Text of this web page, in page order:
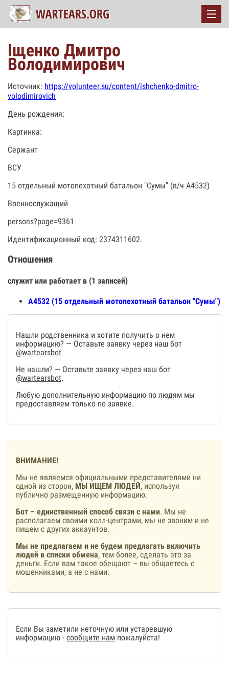
Іщенко Дмитро
Володимирович
Источник: https://volunteer.su/content/ishchenko-dmitro-
volodimirovich
День рождения:
Картинка:
Сержант
ВСУ
15 отдельный мотопехотный батальон "Сумы" (в/ч А4532)
Военнослужащий
persons?page=9361
Идентификационный код: 2374311602.
Отношения
служит или работает в (1 записей)
А4532 (15 отдельный мотопехотный батальон "Сумы")
Нашли родственника и хотите получить о нем
информацию? — Оставьте заявку через наш бот
@wartearsbot
Не нашли? — Оставьте заявку через наш бот
@wartearsbot.
Любую дополнительную информацию по людям мы
предоставляем только по заявке.
ВНИМАНИЕ!
Мы не являемся официальными представителями ни
одной из сторон, МЫ ИЩЕМ ЛЮДЕЙ, используя
публично размещенную информацию.
Бот – единственный способ связи с нами. Мы не
располагаем своими колл-центрами, мы не звоним и не
пишем с других аккаунтов.
Мы не предлагаем и не будем предлагать включить
людей в списки обмена, тем более, сделать это за
деньги. Если вам такое обещают – вы общаетесь с
мошенниками, а не с нами.
Если Вы заметили неточную или устаревшую
информацию - сообщите нам пожалуйста!